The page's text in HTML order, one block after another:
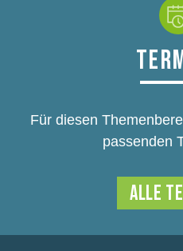
Für diesen
passenden
ALLE